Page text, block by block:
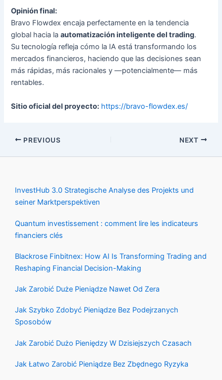
Opinión final:
Bravo Flowdex encaja perfectamente en la tendencia
global hacia laautomatización inteligente del trading.
Su tecnología refleja cómo la IA está transformando los
mercados financieros, haciendo que las decisiones sean
más rápidas, más racionales y —potencialmente— más
rentables.
Sitio oficial del proyecto: https://bravo-flowdex.es/
PREVIOUS NEXT
InvestHub 3.0 Strategische Analyse des Projekts und
seiner Marktperspektiven
Quantum investissement : comment lire les indicateurs
financiers clés
Blackrose Finbitnex: How AI Is Transforming Trading and
Reshaping Financial Decision-Making
Jak Zarobić Duże Pieniądze Nawet Od Zera
Jak Szybko Zdobyć Pieniądze Bez Podejrzanych
Sposobów
Jak Zarobić Dużo Pieniędzy W Dzisiejszych Czasach
Jak Łatwo Zarobić Pieniądze Bez Zbędnego Ryzyka